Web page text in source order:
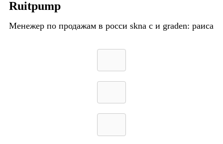
Ruitpump
Менежер по продажам в росси skna с и graden: раиса